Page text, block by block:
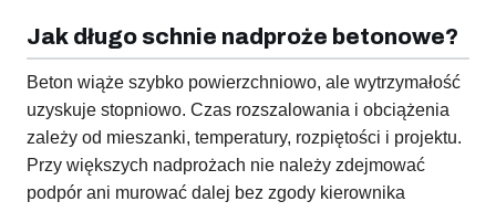
Jak długo schnie nadproże betonowe?
Beton wiąże szybko powierzchniowo, ale wytrzymałość
uzyskuje stopniowo. Czas rozszalowania i obciążenia
zależy od mieszanki, temperatury, rozpiętości i projektu.
Przy większych nadprożach nie należy zdejmować
podpór ani murować dalej bez zgody kierownika